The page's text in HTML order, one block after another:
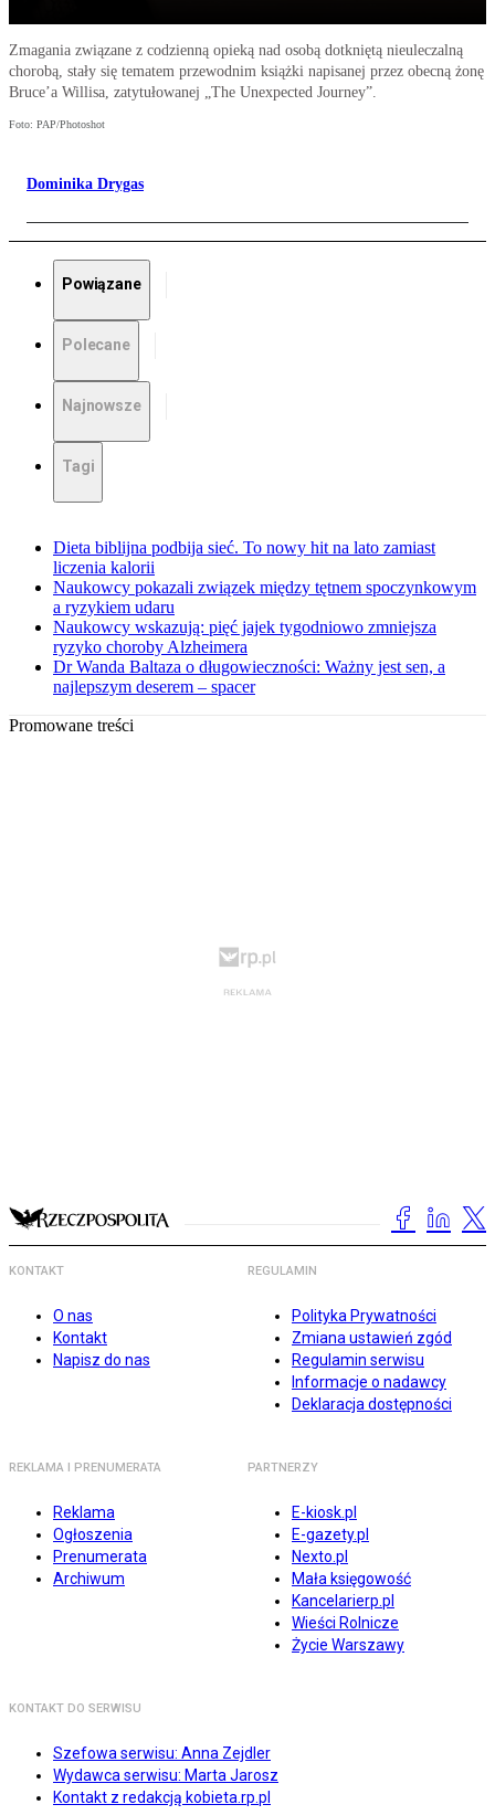
Zmagania związane z codzienną opieką nad osobą dotkniętą nieuleczalną
chorobą, stały się tematem przewodnim książki napisanej przez obecną żonę
Bruce’a Willisa, zatytułowanej „The Unexpected Journey”.
Foto: PAP/Photoshot
Dominika Drygas
Powiązane
Polecane
Najnowsze
Tagi
Dieta biblijna podbija sieć. To nowy hit na lato zamiast
liczenia kalorii
Naukowcy pokazali związek między tętnem spoczynkowym
a ryzykiem udaru
Naukowcy wskazują: pięć jajek tygodniowo zmniejsza
ryzyko choroby Alzheimera
Dr Wanda Baltaza o długowieczności: Ważny jest sen, a
najlepszym deserem – spacer
Promowane treści
KONTAKT
O nas
Kontakt
Napisz do nas
REGULAMIN
Polityka Prywatności
Zmiana ustawień zgód
Regulamin serwisu
Informacje o nadawcy
Deklaracja dostępności
REKLAMA I PRENUMERATA
Reklama
Ogłoszenia
Prenumerata
Archiwum
PARTNERZY
E-kiosk.pl
E-gazety.pl
Nexto.pl
Mała księgowość
Kancelarierp.pl
Wieści Rolnicze
Życie Warszawy
KONTAKT DO SERWISU
Szefowa serwisu: Anna Zejdler
Wydawca serwisu: Marta Jarosz
Kontakt z redakcją kobieta.rp.pl